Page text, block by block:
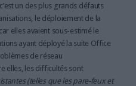
un des plus grands défauts
le déploiement de la
elles avaient sous-estimé le
ayant déployé la suite Office
de réseau
elles, les difficultés sont
(telles que les pare-feux et